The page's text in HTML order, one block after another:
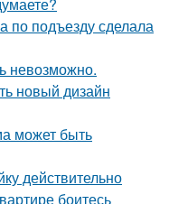
по подъезду сделала
невозможно.
новый дизайн
может быть
действительно
боитесь